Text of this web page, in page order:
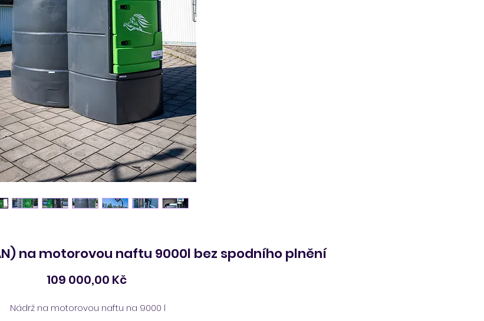
na motorovou naftu 9000l bez spodního plnění
109 000,00 KčCena
Nádrž na motorovou naftu na 9000 l